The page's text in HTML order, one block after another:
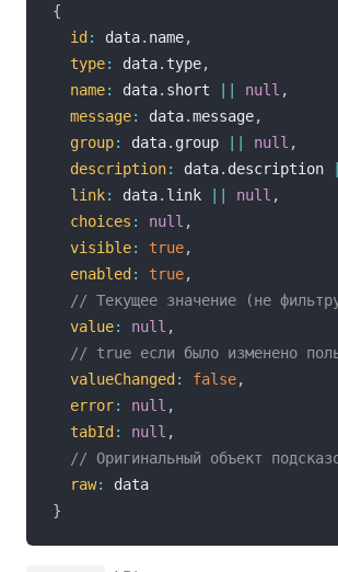
{
id : data. name,
type: data. type,
name: data. short null ,
message: data.message,
group: data. group null ,
description: data. description
link: data. link null ,
choices : null ,
visible: true,
enabled : true,
// Текущее значение (не
value: null ,
// true если было изменено
valueChanged : false,
error: null ,
tabId : null ,
// Оригинальный объект
raw:
}